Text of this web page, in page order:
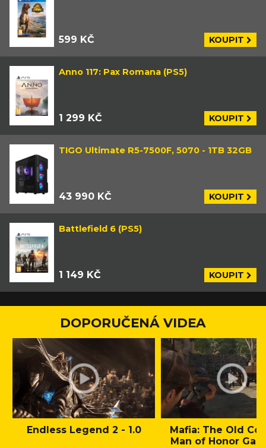
599 KČ KOUPIT
Anno 117: Pax Romana (PS5)
1 299 KČ KOUPIT
TIGO Ultimate R5-7500F, 5070 - 1TB 32GB
43 990 KČ KOUPIT
Battlefield 6 (PS5)
1 149 KČ KOUPIT
DOPORUČENÁ VIDEA
Endless Legend 2 - 1.0
Mafia: The Old
Man of Honor